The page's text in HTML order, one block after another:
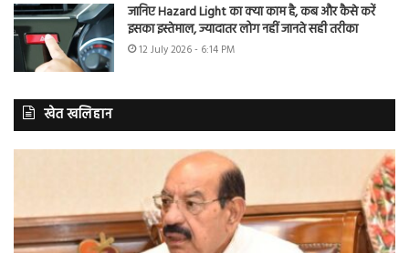
जानिए Hazard Light का क्या काम है, कब और कैसे करें
इसका इस्तेमाल, ज्यादातर लोग नहीं जानते सही तरीका
12 July 2026 - 6:14 PM
खेत खलिहान